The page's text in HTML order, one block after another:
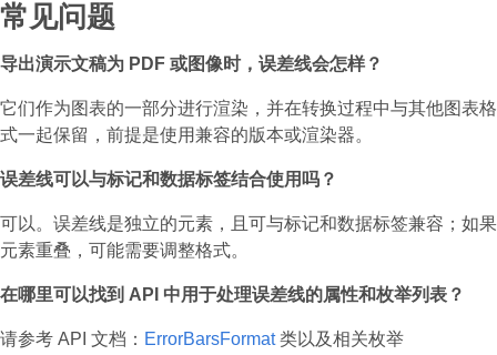
常见问题
导出演示文稿为 PDF 或图像时，误差线会怎样？
它们作为图表的一部分进行渲染，并在转换过程中与其他图表格
式一起保留，前提是使用兼容的版本或渲染器。
误差线可以与标记和数据标签结合使用吗？
可以。误差线是独立的元素，且可与标记和数据标签兼容；如果
元素重叠，可能需要调整格式。
在哪里可以找到 API 中用于处理误差线的属性和枚举列表？
请参考 API 文档： ErrorBarsFormat类以及相关枚举